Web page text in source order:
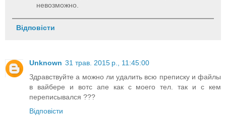
невозможно.
Відповісти
Unknown 31 трав. 2015 р., 11:45:00
Здравствуйте а можно ли удалить всю преписку и файлы
в вайбере и вотс апе как с моего тел. так и с кем
переписывался ???
Відповісти